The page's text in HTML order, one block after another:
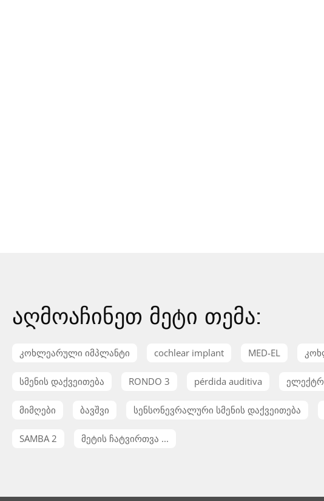
აღმოაჩინეთ მეტი თემა:
კოხლეარული იმპლანტი cochlear implant MED-EL
სმენის დაქვეითება RONDO 3 pérdida auditiva
მიმღები ბავშვი სენსონევრალური სმენის დაქვეითება
SAMBA 2 მეტის ჩატვირთვა ...